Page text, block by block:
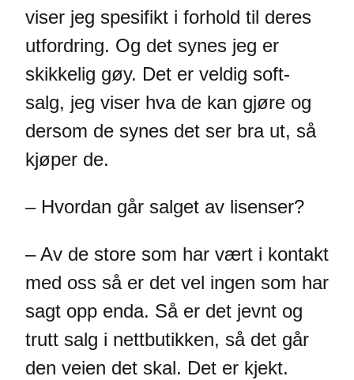
viser jeg spesifikt i forhold til deres
utfordring. Og det synes jeg er
skikkelig gøy. Det er veldig soft-
salg, jeg viser hva de kan gjøre og
dersom de synes det ser bra ut, så
kjøper de.
– Hvordan går salget av lisenser?
– Av de store som har vært i kontakt
med oss så er det vel ingen som har
sagt opp enda. Så er det jevnt og
trutt salg i nettbutikken, så det går
den veien det skal. Det er kjekt.